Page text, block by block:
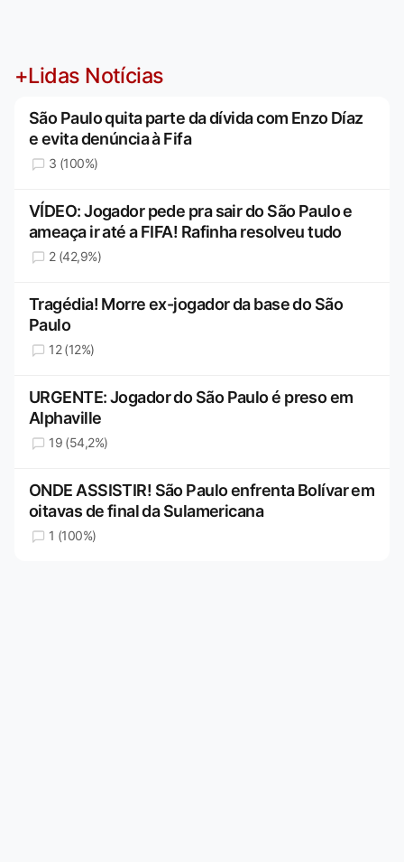
+Lidas Notícias
São Paulo quita parte da dívida com Enzo Díaz
e evita denúncia à Fifa
3 (100%)
VÍDEO: Jogador pede pra sair do São Paulo e
ameaça ir até a FIFA! Rafinha resolveu tudo
2 (42,9%)
Tragédia! Morre ex-jogador da base do São
Paulo
12 (12%)
URGENTE: Jogador do São Paulo é preso em
Alphaville
19 (54,2%)
ONDE ASSISTIR! São Paulo enfrenta Bolívar em
oitavas de final da Sulamericana
1 (100%)